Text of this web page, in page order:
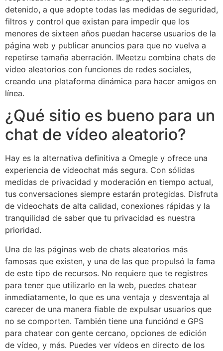
detenido, a que adopte todas las medidas de seguridad,
filtros y control que existan para impedir que los
menores de sixteen años puedan hacerse usuarios de la
página web y publicar anuncios para que no vuelva a
repetirse tamaña aberración. IMeetzu combina chats de
video aleatorios con funciones de redes sociales,
creando una plataforma dinámica para hacer amigos en
línea.
¿Qué sitio es bueno para un
chat de vídeo aleatorio?
Hay es la alternativa definitiva a Omegle y ofrece una
experiencia de videochat más segura. Con sólidas
medidas de privacidad y moderación en tiempo actual,
tus conversaciones siempre estarán protegidas. Disfruta
de videochats de alta calidad, conexiones rápidas y la
tranquilidad de saber que tu privacidad es nuestra
prioridad.
Una de las páginas web de chats aleatorios más
famosas que existen, y una de las que propulsó la fama
de este tipo de recursos. No requiere que te registres
para tener que utilizarlo en la web, puedes chatear
inmediatamente, lo que es una ventaja y desventaja al
carecer de una manera fiable de expulsar usuarios que
no se comporten. También tiene una funciónd e GPS
para chatear con gente cercano, opciones de edición
de vídeo, y más. Puedes ver vídeos en directo de los